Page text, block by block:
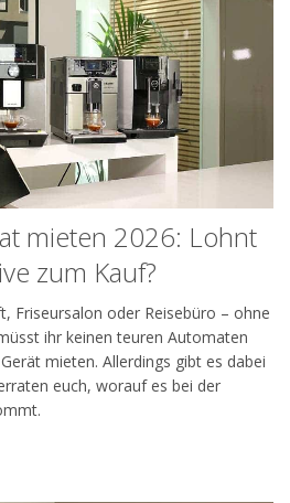
mieten 2026: Lohnt
zum Kauf?
Friseursalon oder Reisebüro – ohne
ihr keinen teuren Automaten
mieten. Allerdings gibt es dabei
euch, worauf es bei der